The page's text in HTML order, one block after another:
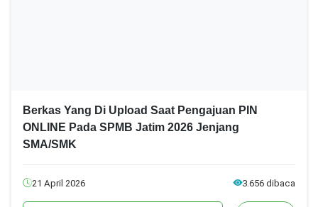
Berkas Yang Di Upload Saat Pengajuan PIN
ONLINE Pada SPMB Jatim 2026 Jenjang
SMA/SMK
21 April 2026 3.656 dibaca